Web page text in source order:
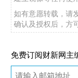
如有意愿转载，请
确认及授权后，方
免费订阅财新网主